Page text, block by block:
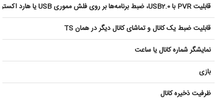
قابلیت PVR با USB2.0، ضبط برنامه‌ها بر روی فلش مموری USB یا هارد اکسترنال
قابلیت ضبط یک کانال و تماشای کانال دیگر در همان TS
نمایشگر شماره کانال یا ساعت
بازی
ظرفیت ذخیره کانال